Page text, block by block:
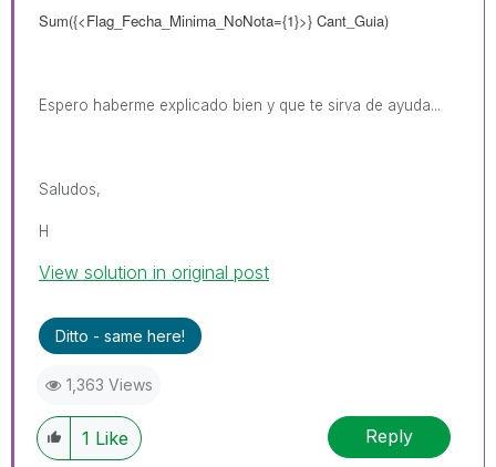
Sum({<Flag_Fecha_Minima_NoNota={1}>} Cant_Guia)
Espero haberme explicado bien y que te sirva de ayuda...
Saludos,
H
View solution in original post
Ditto - same here!
1,363 Views
1 Like Reply